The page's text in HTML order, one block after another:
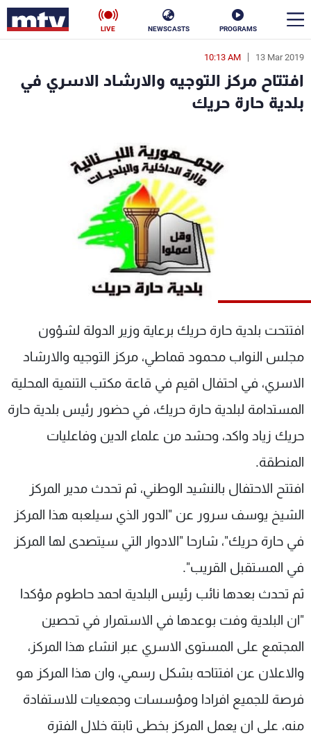
PROGRAMS
NEWSCASTS
LIVE
13 Mar 2019
10:13 AM
افتتاح مركز التوجيه والارشاد الاسري في
بلدية حارة حريك
افتتحت بلدية حارة حريك برعاية وزير الدولة لشؤون
مجلس النواب محمود قماطي، مركز التوجيه والارشاد
الاسري، في احتفال اقيم في قاعة مكتب التنمية المحلية
المستدامة لبلدية حارة حريك، في حضور رئيس بلدية حارة
حريك زياد واكد، وحشد من علماء الدين وفاعليات
المنطقة.
افتتح الاحتفال بالنشيد الوطني، ثم تحدث مدير المركز
الشيخ يوسف سرور عن "الدور الذي سيلعبه هذا المركز
في حارة حريك"، شارحا "الادوار التي سيتصدى لها المركز
في المستقبل القريب".
ثم تحدث بعدها نائب رئيس البلدية احمد حاطوم مؤكدا
"ان البلدية وفت بوعدها في الاستمرار في تحصين
المجتمع على المستوى الاسري عبر انشاء هذا المركز،
والاعلان عن افتتاحه بشكل رسمي، وان هذا المركز هو
فرصة للجميع افرادا ومؤسسات وجمعيات للاستفادة
منه، على ان يعمل المركز بخطى ثابتة خلال الفترة
en
الأخبار
فن
رياضة
جدول البرامج
شاهد البرامج
عن MTV
الإنـتـاج
وظائف
تواصل معنا
شروط الإسـتخدام
سياسة الخصوصية